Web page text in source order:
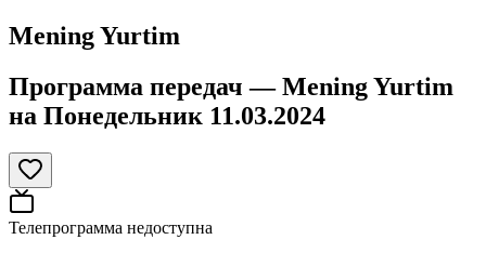
Mening Yurtim
Программа передач —Mening Yurtim
на Понедельник 11.03.2024
Телепрограмма недоступна